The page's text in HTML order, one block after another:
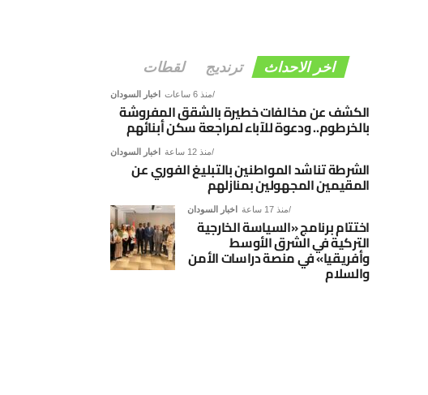
اخر الاحداث ترنديج لقطات
اخبار السودان منذ 6 ساعات
الكشف عن مخالفات خطيرة بالشقق المفروشة
بالخرطوم.. ودعوة للآباء لمراجعة سكن أبنائهم
اخبار السودان منذ 12 ساعة
الشرطة تناشد المواطنين بالتبليغ الفوري عن
المقيمين المجهولين بمنازلهم
اخبار السودان منذ 17 ساعة
اختتام برنامج «السياسة الخارجية
التركية في الشرق الأوسط
وأفريقيا» في منصة دراسات الأمن
والسلام